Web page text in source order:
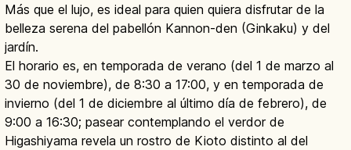
Más que el lujo, es ideal para quien quiera disfrutar de la
belleza serena del pabellón Kannon-den (Ginkaku) y del
jardín.
El horario es, en temporada de verano (del 1 de marzo al
30 de noviembre), de 8:30 a 17:00, y en temporada de
invierno (del 1 de diciembre al último día de febrero), de
9:00 a 16:30; pasear contemplando el verdor de
Higashiyama revela un rostro de Kioto distinto al del